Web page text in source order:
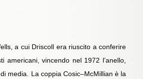
a cui Driscoll era riuscito a conferire
americani, vincendo nel 1972 l’anello,
media. La coppia Cosic–McMillian è la